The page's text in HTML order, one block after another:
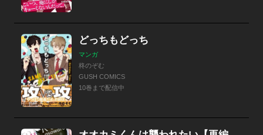
どっちもどっち
マンガ
柊のぞむ
GUSH COMICS
10巻まで配信中